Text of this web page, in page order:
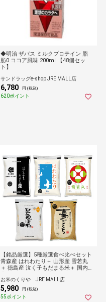
◆明治 ザバス ミルクプロテイン 脂
肪0 ココア風味 200ml 【48個セッ
ト】
サンドラッグe-shop JRE MALL店
6,780 円 (税込)
620ポイント
【銘品厳選】5種厳選食べ比べセット
青森産 はれわたり＋ 山形産 雪若丸
＋ 徳島産 泣く子もだまる米＋ 国内
0kg（2kg×5袋）【送料無料・窒素充
填包装】令和７年(2025年)産
お米のくりや JRE MALL店
5,980 円 (税込)
55ポイント